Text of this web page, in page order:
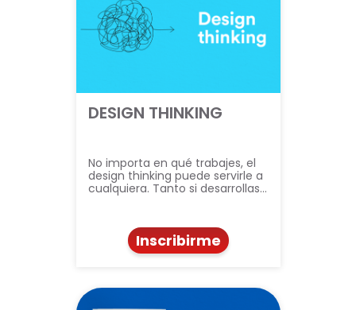
DESIGN THINKING
No importa en qué trabajes, el
design thinking puede servirle a
cualquiera. Tanto si desarrollas…
Inscribirme